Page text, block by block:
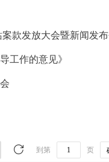
款发放大会暨新闻发
工作的意见》
到第 页